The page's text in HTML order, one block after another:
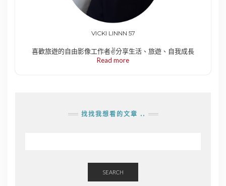
VICKI LINNN 57
喜歡旅遊的自由影像工作者✌️分享生活、旅遊、自我成長
Read more
找找我想看的文章 ..
SEARCH